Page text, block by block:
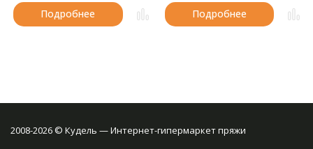
Подробнее Подробнее
2008-2026 © Кудель — Интернет-гипермаркет пряжи